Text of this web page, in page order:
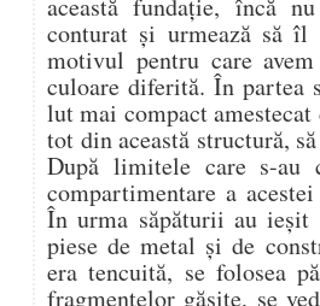
această fundaţie, încă
conturat şi urmează să
motivul pentru care
culoare diferită. În partea
lut mai compact
tot din această structură,
După limitele care s-au
compartimentare a
În urma săpăturii au ieşit
piese de metal şi de
era tencuită, se folosea
fragmentelor găsite, se